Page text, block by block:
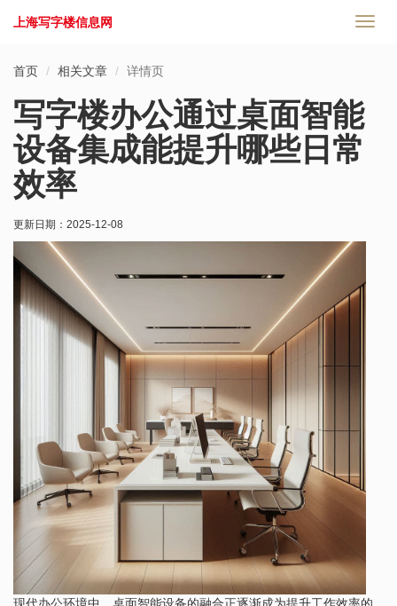
切
上海写字楼信息网
首页 相关文章 详情页
写字楼办公通过桌面智能
设备集成能提升哪些日常
效率
更新日期： 2025-12-08